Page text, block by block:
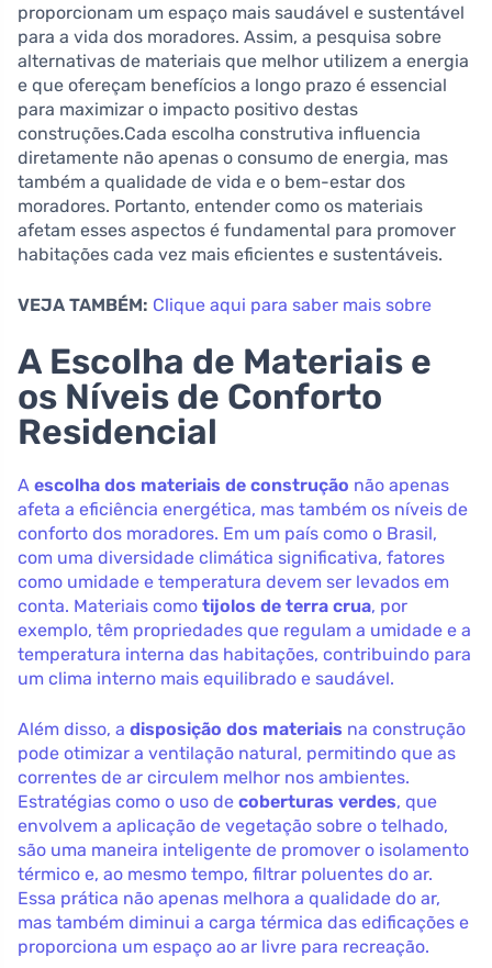
proporcionam um espaço mais saudável e sustentável
para a vida dos moradores. Assim, a pesquisa sobre
alternativas de materiais que melhor utilizem a energia
e que ofereçam benefícios a longo prazo é essencial
para maximizar o impacto positivo destas
construções.Cada escolha construtiva influencia
diretamente não apenas o consumo de energia, mas
também a qualidade de vida e o bem-estar dos
moradores. Portanto, entender como os materiais
afetam esses aspectos é fundamental para promover
habitações cada vez mais eficientes e sustentáveis.
VEJA TAMBÉM: Clique aqui para saber mais sobre
A Escolha de Materiais e
os Níveis de Conforto
Residencial
A escolha dos materiais de construção não apenas
afeta a eficiência energética, mas também os níveis de
conforto dos moradores. Em um país como o Brasil,
com uma diversidade climática significativa, fatores
como umidade e temperatura devem ser levados em
conta. Materiais como tijolos de terra crua, por
exemplo, têm propriedades que regulam a umidade e a
temperatura interna das habitações, contribuindo para
um clima interno mais equilibrado e saudável.
Além disso, a disposição dos materiais na construção
pode otimizar a ventilação natural, permitindo que as
correntes de ar circulem melhor nos ambientes.
Estratégias como o uso de coberturas verdes, que
envolvem a aplicação de vegetação sobre o telhado,
são uma maneira inteligente de promover o isolamento
térmico e, ao mesmo tempo, filtrar poluentes do ar.
Essa prática não apenas melhora a qualidade do ar,
mas também diminui a carga térmica das edificações e
proporciona um espaço ao ar livre para recreação.